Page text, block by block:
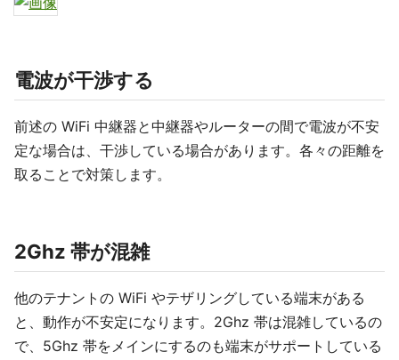
電波が干渉する
前述の WiFi 中継器と中継器やルーターの間で電波が不安
定な場合は、干渉している場合があります。各々の距離を
取ることで対策します。
2Ghz 帯が混雑
他のテナントの WiFi やテザリングしている端末がある
と、動作が不安定になります。2Ghz 帯は混雑しているの
で、5Ghz 帯をメインにするのも端末がサポートしている